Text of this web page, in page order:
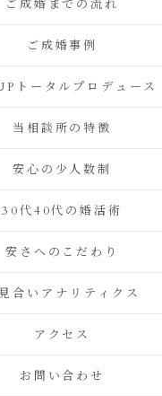
ご成婚までの流れ
ご成婚事例
トータルプロデュース
当相談所の特徴
安心の少人数制
30代40代の婚活術
安さへのこだわり
合いアナリティクス
アクセス
お問い合わせ